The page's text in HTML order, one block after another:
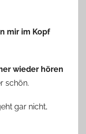
mir im Kopf
wieder hören
schön.
gar nicht,